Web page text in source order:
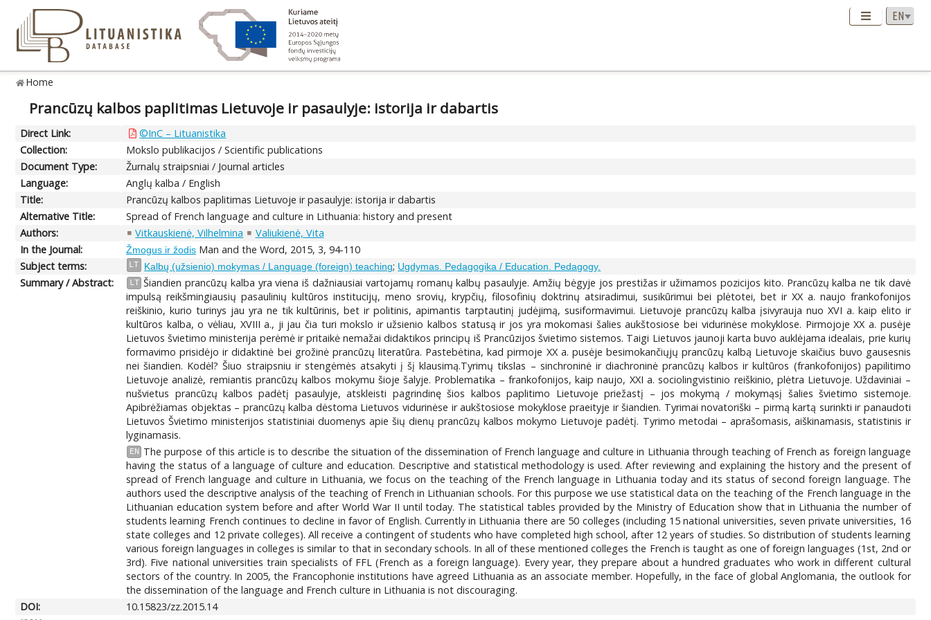
Home
Prancūzų kalbos paplitimas Lietuvoje ir pasaulyje: istorija ir dabartis
Direct Link:
©InC – Lituanistika
Collection:
Mokslo publikacijos / Scientific publications
Document Type:
Žurnalų straipsniai / Journal articles
Language:
Anglų kalba / English
Title:
Prancūzų kalbos paplitimas Lietuvoje ir pasaulyje: istorija ir dabartis
Alternative Title:
Spread of French language and culture in Lithuania: history and present
Authors:
Vitkauskienė, Vilhelmina
Valiukienė, Vita
In the Journal:
Žmogus ir žodis Man and the Word, 2015, 3, 94-110
Subject terms:
LT Kalbų (užsienio) mokymas / Language (foreign) teaching; Ugdymas. Pedagogika / Education. Pedagogy.
Summary / Abstract: LT Šiandien prancūzų kalba yra viena iš dažniausiai vartojamų romanų kalbų pasaulyje. Amžių bėgyje jos prestižas ir užimamos pozicijos kito. Prancūzų kalba ne tik davė
impulsą reikšmingiausių pasaulinių kultūros institucijų, meno srovių, krypčių, filosofinių doktrinų atsiradimui, susikūrimui bei plėtotei, bet ir XX a. naujo frankofonijos
reiškinio, kurio turinys jau yra ne tik kultūrinis, bet ir politinis, apimantis tarptautinį judėjimą, susiformavimui. Lietuvoje prancūzų kalba įsivyrauja nuo XVI a. kaip elito ir
kultūros kalba, o vėliau, XVIII a., ji jau čia turi mokslo ir užsienio kalbos statusą ir jos yra mokomasi šalies aukštosiose bei vidurinėse mokyklose. Pirmojoje XX a. pusėje
Lietuvos švietimo ministerija perėmė ir pritaikė nemažai didaktikos principų iš Prancūzijos švietimo sistemos. Taigi Lietuvos jaunoji karta buvo auklėjama idealais, prie kurių
formavimo prisidėjo ir didaktinė bei grožinė prancūzų literatūra. Pastebėtina, kad pirmoje XX a. pusėje besimokančiųjų prancūzų kalbą Lietuvoje skaičius buvo gausesnis
nei šiandien. Kodėl? Šiuo straipsniu ir stengėmės atsakyti į šį klausimą.Tyrimų tikslas – sinchroninė ir diachroninė prancūzų kalbos ir kultūros (frankofonijos) papilitimo
Lietuvoje analizė, remiantis prancūzų kalbos mokymu šioje šalyje. Problematika – frankofonijos, kaip naujo, XXI a. sociolingvistinio reiškinio, plėtra Lietuvoje. Uždaviniai –
nušvietus prancūzų kalbos padėtį pasaulyje, atskleisti pagrindinę šios kalbos paplitimo Lietuvoje priežastį – jos mokymą / mokymąsį šalies švietimo sistemoje.
Apibrėžiamas objektas – prancūzų kalba dėstoma Lietuvos vidurinėse ir aukštosiose mokyklose praeityje ir šiandien. Tyrimai novatoriški – pirmą kartą surinkti ir panaudoti
Lietuvos Švietimo ministerijos statistiniai duomenys apie šių dienų prancūzų kalbos mokymo Lietuvoje padėtį. Tyrimo metodai – aprašomasis, aiškinamasis, statistinis ir
lyginamasis.
EN
The purpose of this article is to describe the situation of the dissemination of French language and culture in Lithuania through teaching of French as foreign language
having the status of a language of culture and education. Descriptive and statistical methodology is used. After reviewing and explaining the history and the present of
spread of French language and culture in Lithuania, we focus on the teaching of the French language in Lithuania today and its status of second foreign language. The
authors used the descriptive analysis of the teaching of French in Lithuanian schools. For this purpose we use statistical data on the teaching of the French language in the
Lithuanian education system before and after World War II until today. The statistical tables provided by the Ministry of Education show that in Lithuania the number of
students learning French continues to decline in favor of English. Currently in Lithuania there are 50 colleges (including 15 national universities, seven private universities, 16
state colleges and 12 private colleges). All receive a contingent of students who have completed high school, after 12 years of studies. So distribution of students learning
various foreign languages in colleges is similar to that in secondary schools. In all of these mentioned colleges the French is taught as one of foreign languages (1st, 2nd or
3rd). Five national universities train specialists of FFL (French as a foreign language). Every year, they prepare about a hundred graduates who work in different cultural
sectors of the country. In 2005, the Francophonie institutions have agreed Lithuania as an associate member. Hopefully, in the face of global Anglomania, the outlook for
the dissemination of the language and French culture in Lithuania is not discouraging.
DOI:
10.15823/zz.2015.14